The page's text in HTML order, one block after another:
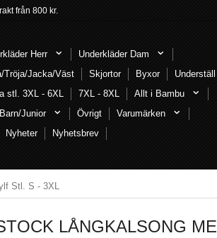
från 800 kr.
Herr
Underkläder Dam
Tröja/Jacka/Väst Skjortor Byxor
Underställ
stl. 3XL - 6XL 7XL - 8XL
Allt i Bambu
Barn/Junior Övrigt
Varumärken
Nyheter Nyhetsbrev
Stl. S - 3XL
LÅNGKALSONG